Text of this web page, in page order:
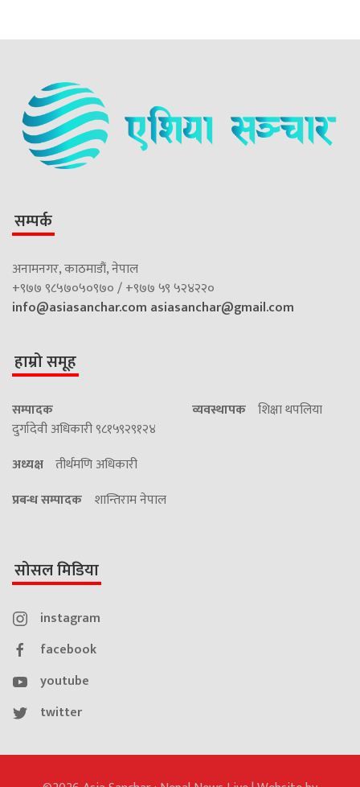
सम्पर्क
अनामनगर, काठमाडौं, नेपाल
+९७७ ९८५७०५०९७० / +९७७ ५९ ५२४२२०
info@asiasanchar.com asiasanchar@gmail.com
हाम्रो समूह
सम्पादक
दुर्गादेवी अधिकारी ९८१५९२९१२४
व्यवस्थापक शिक्षा थपलिया
अध्यक्ष तीर्थमणि अधिकारी
प्रबन्ध सम्पादक शान्तिराम नेपाल
सोसल मिडिया
instagram
facebook
youtube
twitter